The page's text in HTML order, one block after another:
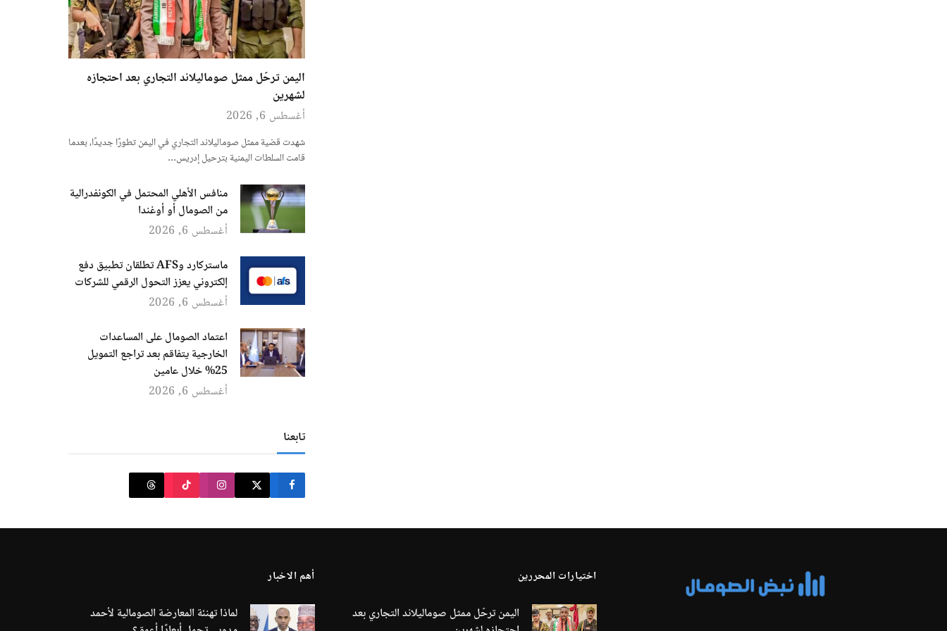
اليمن ترحّل ممثل صوماليلاند التجاري بعد احتجازه
لشهرين
أغسطس 6, 2026
شهدت قضية ممثل صوماليلاند التجاري في اليمن تطورًا جديدًا، بعدما
قامت السلطات اليمنية بترحيل إدريس…
منافس الأهلي المحتمل في الكونفدرالية
من الصومال أو أوغندا
أغسطس 6, 2026
ماستركارد وAFS تطلقان تطبيق دفع
إلكتروني يعزز التحول الرقمي للشركات
أغسطس 6, 2026
اعتماد الصومال على المساعدات
الخارجية يتفاقم بعد تراجع التمويل
25% خلال عامين
أغسطس 6, 2026
تابعنا
اختيارات المحررين
اليمن ترحّل ممثل صوماليلاند التجاري بعد
أهم الاخبار
لماذا تهنئة المعارضة الصومالية لأحمد